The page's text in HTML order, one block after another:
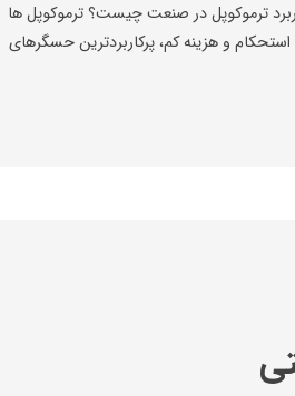
ترموکوپل در صنعت چیست؟ ترموکوپل ها
و هزینه کم، پرکاربردترین حسگرهای